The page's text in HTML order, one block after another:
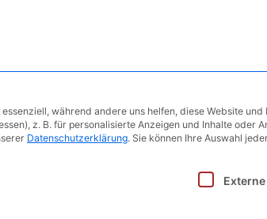
es für das Fahrrad-Standard-
Mittlerweile hat die Firma Brand
während andere uns helfen, diese Website und
z. B. für personalisierte Anzeigen und Inhalte oder
Datenschutzerklärung. Sie können Ihre Auswahl
kann. Die erste Service-Gruppe